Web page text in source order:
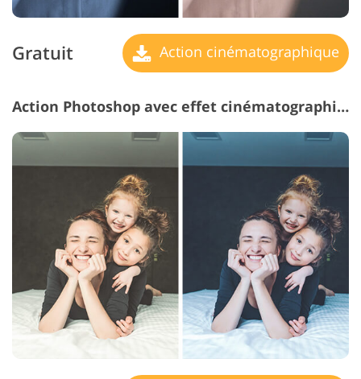
Gratuit Action cinématographique
Action Photoshop avec effet cinématographique n ° 15 "Cool"